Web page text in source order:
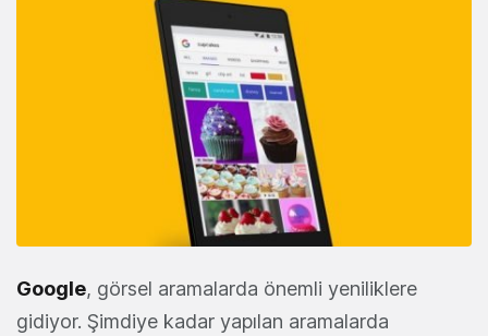
Google, görsel aramalarda önemli yeniliklere
gidiyor. Şimdiye kadar yapılan aramalarda